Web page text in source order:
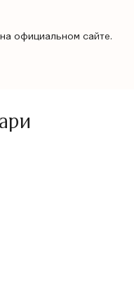
официальном сайте.